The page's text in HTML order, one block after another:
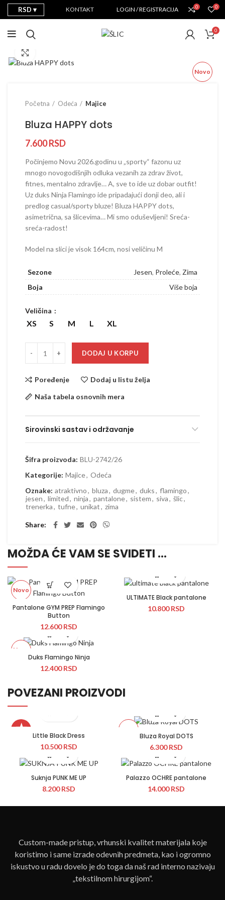
RSD KONTAKT LOGIN / REGISTRACIJA 0 0
0
Novo
Početna Odeća Majice
Bluza HAPPY dots
7.600RSD
Počinjemo Novu 2026.godinu u „sporty“ fazonu uz
mnogo novogodišnjih odluka vezanih za zdrav život,
fitnes, mentalno zdravlje… A, sve to ide uz dobar outfit!
Uz duks Ninja Flamingo ide pripadajući donji deo, ali i
predlog casual/sporty bluze! Bluza HAPPY dots,
asimetrična, sa šlicevima… Mi smo oduševljeni! Sreća-
sreća-radost!
Model na slici je visok 164cm, nosi veličinu M
Sezone Jesen, Proleće, Zima
Boja
Više boja
Veličina
XS S M L XL
DODAJ U KORPU
Poređenje
Dodaj u listu želja
Naša tabela osnovnih mera
Sirovinski sastav i održavanje
Šifra proizvoda: BLU-2742/26
Kategorije: Majice, Odeća
Oznake: atraktivno, bluza, dugme, duks, flamingo,
jesen, limited, ninja, pantalone, sistem, siva, šlic,
trenerka, tufne, unikat, zima
Share
MOŽDA ĆE VAM SE SVIDETI …
Novo
Pantalone GYM PREP Flamingo
Button
12.600RSD
ULTIMATE Black pantalone
10.800RSD
Novo
Duks Flamingo Ninja
12.400RSD
POVEZANI PROIZVODI
★
Little Black Dress
10.500RSD
Bluza Royal DOTS
6.300RSD
Suknja PUNK ME UP
8.200RSD
Palazzo OCHRE pantalone
14.000RSD
Custom-made pristup, vrhunski kvalitet materijala koje
koristimo i same izrade odevnih predmeta, kao i ogromno
iskustvo u radu dovelo je do toga da naš rad interno nazivaju
„tekstilnom hirurgijom“.